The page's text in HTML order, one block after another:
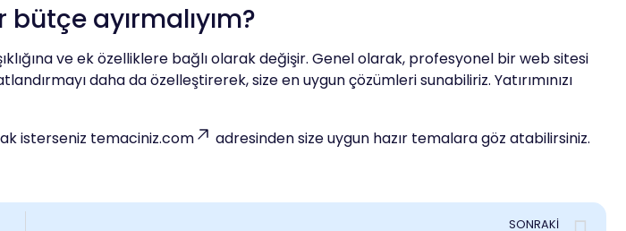
ayırmalıyım?
ve ek özelliklere bağlı olarak değişir. Genel olarak, profesyonel bir web sitesi
daha da özelleştirerek, size en uygun çözümleri sunabiliriz. Yatırımınızı
isterseniz temaciniz.com
adresinden size uygun hazır temalara göz atabilirsiniz.
SONRAKI